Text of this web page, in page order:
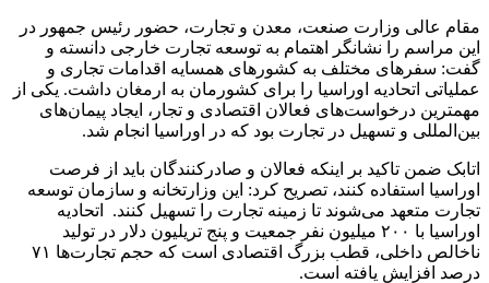
مقام عالی وزارت صنعت، معدن و تجارت، حضور رئیس جمهور در
این مراسم را نشانگر اهتمام به توسعه تجارت خارجی دانسته و
گفت: سفرهای مختلف به کشورهای همسایه اقدامات تجاری و
عملیاتی اتحادیه اوراسیا را برای کشورمان به ارمغان داشت. یکی از
مهمترین درخواست‌های فعالان اقتصادی و تجار، ایجاد پیمان‌های
بین‌المللی و تسهیل در تجارت بود که در اوراسیا انجام شد.
اتابک ضمن تاکید بر اینکه فعالان و صادرکنندگان باید از فرصت
اوراسیا استفاده کنند، تصریح کرد: این وزارتخانه و سازمان توسعه
تجارت متعهد می‌شوند تا زمینه تجارت را تسهیل کنند. اتحادیه
اوراسیا با ۲۰۰ میلیون نفر جمعیت و پنج تریلیون دلار در تولید
ناخالص داخلی، قطب بزرگ اقتصادی است که حجم تجارت‌ها ۷۱
درصد افزایش یافته است.